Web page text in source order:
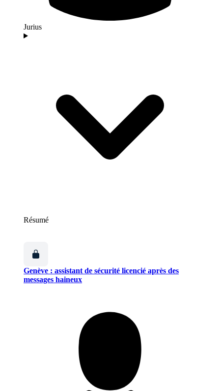
Jurius
Résumé
Genève : assistant de sécurité licencié après des
messages haineux